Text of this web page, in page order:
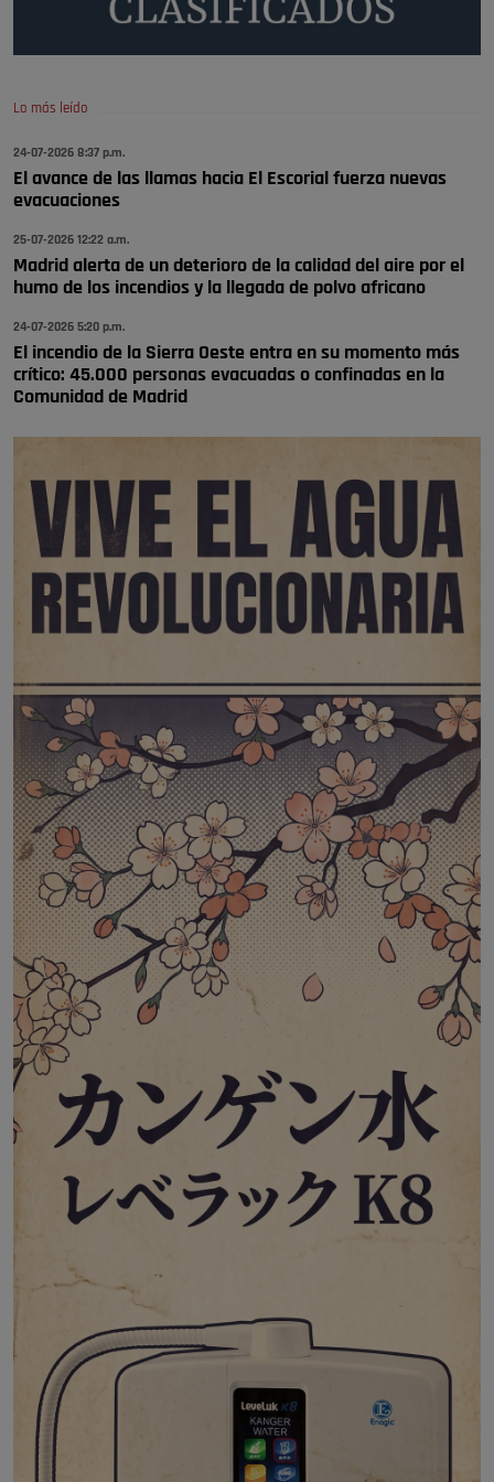
🔴 EXCLUSIVA | El comisario de la …
Pozuelo de Alarcón
Y ese quien es, apenas se ven patrullas en la estación, como si se van
todos, no vamos a notar …
Pozuelo de Alarcón
🔴 EXCLUSIVA | El comisario de la …
Lo más leído
24-07-2026 8:37 p.m.
El avance de las llamas hacia El Escorial fuerza nuevas
evacuaciones
25-07-2026 12:22 a.m.
Madrid alerta de un deterioro de la calidad del aire por el
humo de los incendios y la llegada de polvo africano
24-07-2026 5:20 p.m.
El incendio de la Sierra Oeste entra en su momento más
crítico: 45.000 personas evacuadas o confinadas en la
Comunidad de Madrid